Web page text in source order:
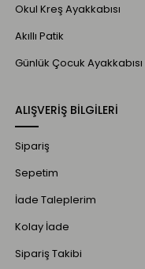
Okul Kreş Ayakkabısı
Akıllı Patik
Günlük Çocuk Ayakkabısı
ALIŞVERİŞ BİLGİLERİ
Sipariş
Sepetim
İade Taleplerim
Kolay İade
Sipariş Takibi